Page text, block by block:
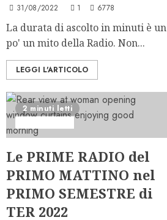
31/08/2022 1 6778
La durata di ascolto in minuti è un
po' un mito della Radio. Non...
LEGGI L'ARTICOLO
2 minuti letti
Le PRIME RADIO del
PRIMO MATTINO nel
PRIMO SEMESTRE di
TER 2022